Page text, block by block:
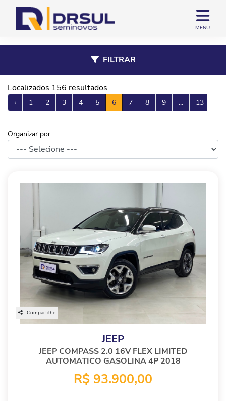
MENU
Localizados 156 resultados
‹ 1 2 3 4 5 6 7 8 9 ... 13
FILTRAR
Organizar por
Compartilhe
JEEP
JEEP COMPASS 2.0 16V FLEX LIMITED
AUTOMATICO GASOLINA 4P 2018
R$ 93.900,00